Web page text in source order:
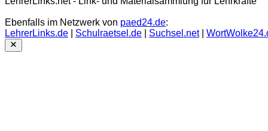
Ebenfalls im Netzwerk von paed24.de:
LehrerLinks.de
Schulraetsel.de Suchsel.net|
Close